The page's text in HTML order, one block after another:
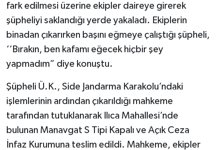
fark edilmesi üzerine ekipler daireye girerek
şüpheliyi saklandığı yerde yakaladı. Ekiplerin
binadan çıkarırken başını eğmeye çalıştığı şüpheli,
‘‘Bırakın, ben kafamı eğecek hiçbir şey
yapmadım” diye konuştu.
Şüpheli Ü.K., Side Jandarma Karakolu’ndaki
işlemlerinin ardından çıkarıldığı mahkeme
tarafından tutuklanarak Ilıca Mahallesi’nde
bulunan Manavgat S Tipi Kapalı ve Açık Ceza
İnfaz Kurumuna teslim edildi. Mahkeme, ekipler